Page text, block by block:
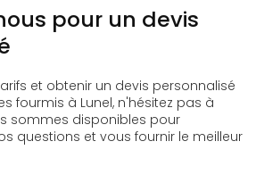
pour un devis
et obtenir un devis personnalisé
fourmis à Lunel, n'hésitez pas à
sommes disponibles pour
questions et vous fournir le meilleur